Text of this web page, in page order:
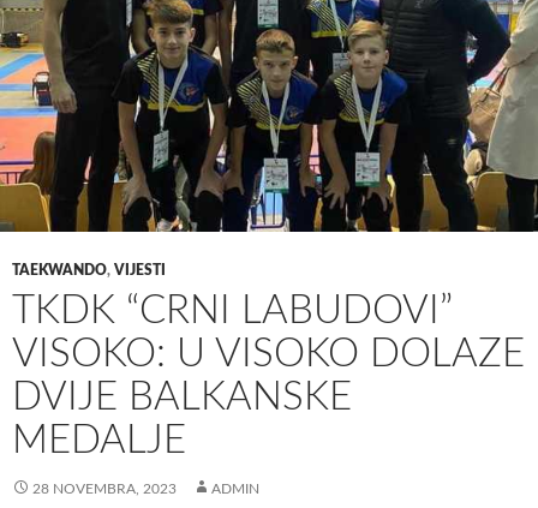
TAEKWANDO, VIJESTI
TKDK “CRNI LABUDOVI”
VISOKO: U VISOKO DOLAZE
DVIJE BALKANSKE
MEDALJE
28 NOVEMBRA, 2023 ADMIN